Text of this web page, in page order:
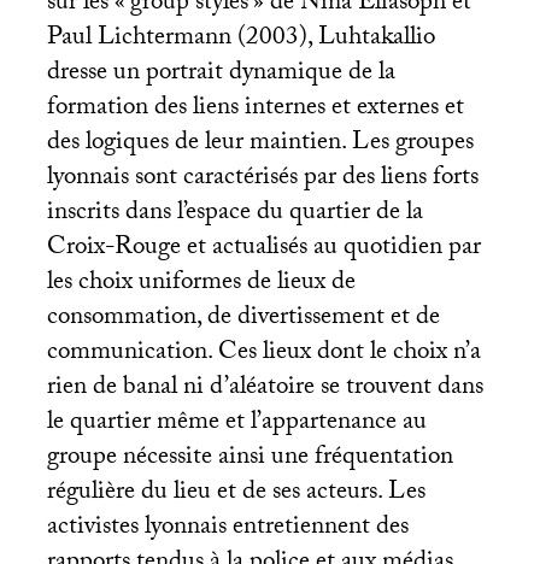
Paul Lichtermann (2003), Luhtakallio
dresse un portrait dynamique de la
formation des liens internes et externes et
des logiques de leur maintien. Les groupes
lyonnais sont caractérisés par des liens forts
inscrits dans l’espace du quartier de la
Croix-Rouge et actualisés au quotidien par
les choix uniformes de lieux de
consommation, de divertissement et de
communication. Ces lieux dont le choix n’a
rien de banal ni d’aléatoire se trouvent dans
le quartier même et l’appartenance au
groupe nécessite ainsi une fréquentation
régulière du lieu et de ses acteurs. Les
activistes lyonnais entretiennent des